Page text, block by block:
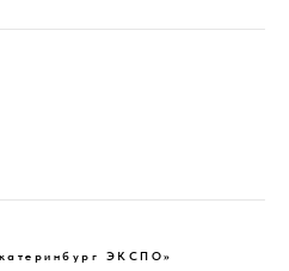
ЭКСПО»